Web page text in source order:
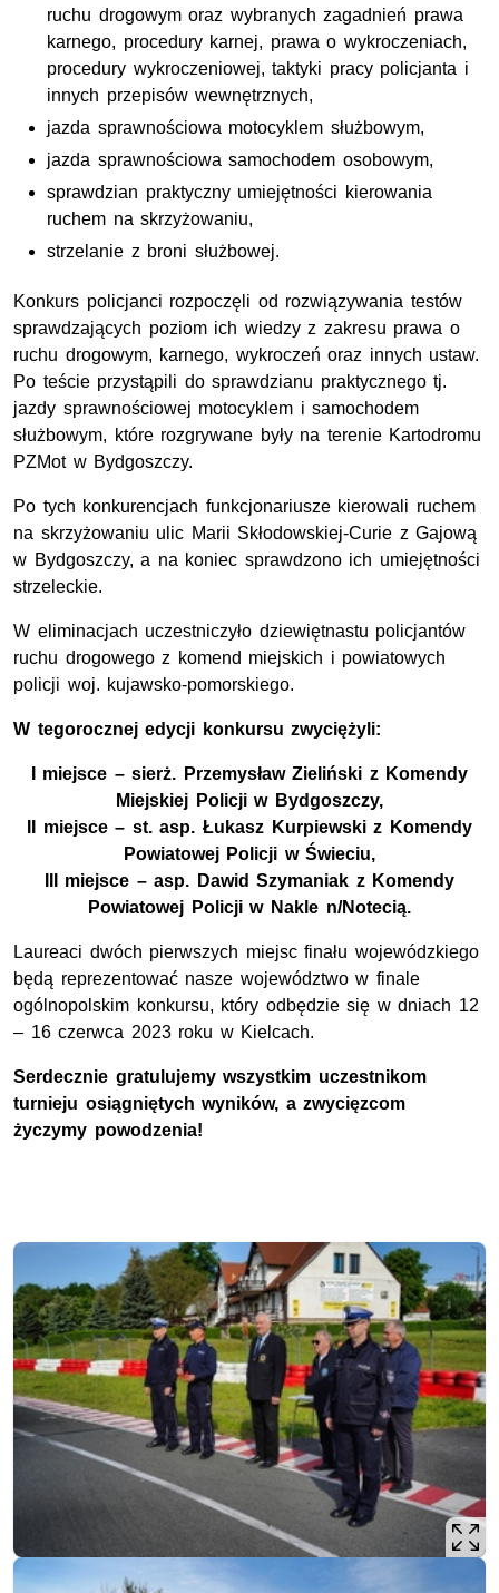
ruchu drogowym oraz wybranych zagadnień prawa
karnego, procedury karnej, prawa o wykroczeniach,
procedury wykroczeniowej, taktyki pracy policjanta i
innych przepisów wewnętrznych,
jazda sprawnościowa motocyklem służbowym,
jazda sprawnościowa samochodem osobowym,
sprawdzian praktyczny umiejętności kierowania
ruchem na skrzyżowaniu,
strzelanie z broni służbowej.
Konkurs policjanci rozpoczęli od rozwiązywania testów
sprawdzających poziom ich wiedzy z zakresu prawa o
ruchu drogowym, karnego, wykroczeń oraz innych ustaw.
Po teście przystąpili do sprawdzianu praktycznego tj.
jazdy sprawnościowej motocyklem i samochodem
służbowym, które rozgrywane były na terenie Kartodromu
PZMot w Bydgoszczy.
Po tych konkurencjach funkcjonariusze kierowali ruchem
na skrzyżowaniu ulic Marii Skłodowskiej-Curie z Gajową
w Bydgoszczy, a na koniec sprawdzono ich umiejętności
strzeleckie.
W eliminacjach uczestniczyło dziewiętnastu policjantów
ruchu drogowego z komend miejskich i powiatowych
policji woj. kujawsko-pomorskiego.
W tegorocznej edycji konkursu zwyciężyli:
I miejsce – sierż. Przemysław Zieliński z Komendy
Miejskiej Policji w Bydgoszczy,
II miejsce – st. asp. Łukasz Kurpiewski z Komendy
Powiatowej Policji w Świeciu,
III miejsce – asp. Dawid Szymaniak z Komendy
Powiatowej Policji w Nakle n/Notecią.
Laureaci dwóch pierwszych miejsc finału wojewódzkiego
będą reprezentować nasze województwo w finale
ogólnopolskim konkursu, który odbędzie się w dniach 12
– 16 czerwca 2023 roku w Kielcach.
Serdecznie gratulujemy wszystkim uczestnikom
turnieju osiągniętych wyników, a zwycięzcom
życzymy powodzenia!